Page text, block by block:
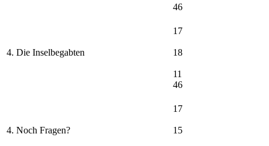
46
4. Die Inselbegabten
17
18
11
46
4. Noch Fragen?
17
15